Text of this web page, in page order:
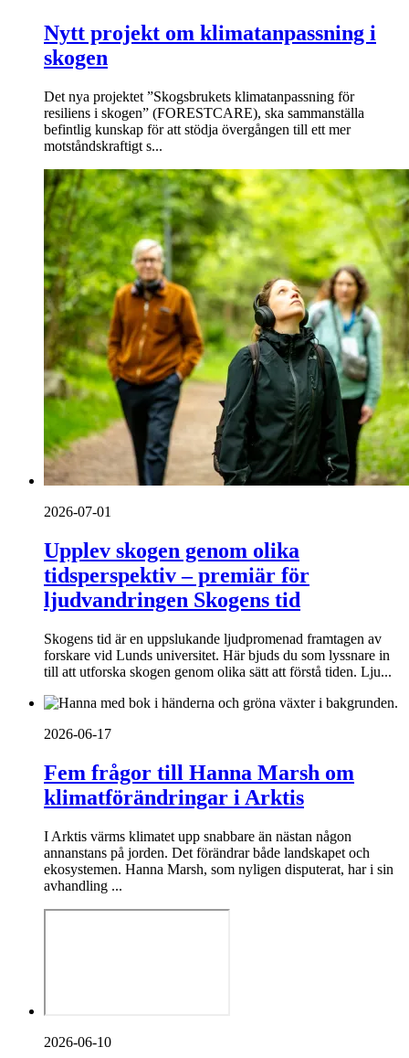
Nytt projekt om klimatanpassning i
skogen
Det nya projektet ”Skogsbrukets klimatanpassning för
resiliens i skogen” (FORESTCARE), ska sammanställa
befintlig kunskap för att stödja övergången till ett mer
motståndskraftigt s...
2026-07-01
Upplev skogen genom olika
tidsperspektiv – premiär för
ljudvandringen Skogens tid
Skogens tid är en uppslukande ljudpromenad framtagen av
forskare vid Lunds universitet. Här bjuds du som lyssnare in
till att utforska skogen genom olika sätt att förstå tiden. Lju...
2026-06-17
Fem frågor till Hanna Marsh om
klimatförändringar i Arktis
I Arktis värms klimatet upp snabbare än nästan någon
annanstans på jorden. Det förändrar både landskapet och
ekosystemen. Hanna Marsh, som nyligen disputerat, har i sin
avhandling ...
2026-06-10